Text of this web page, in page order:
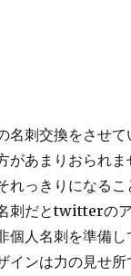
名刺交換をさせ
があまりおられ
れっきりになる
刺だとtwitterの
人名刺を準備し
インは力の見せ所